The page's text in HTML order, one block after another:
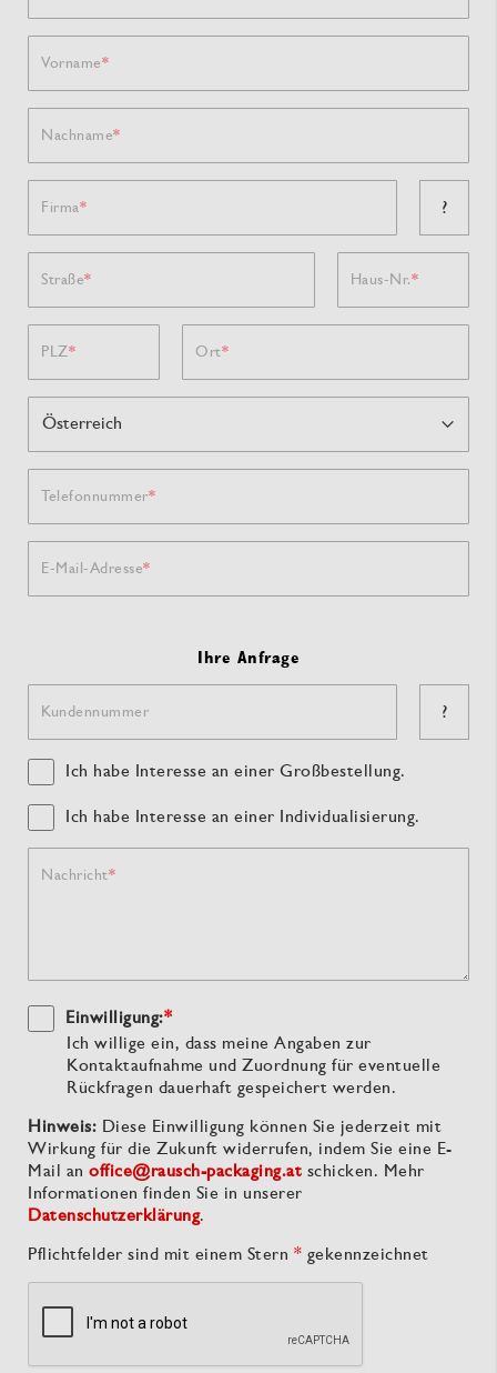
Vorname
Nachname
Firma ?
Straße Haus-Nr.
PLZ Ort
Telefonnummer
E-Mail-Adresse
Ihre Anfrage
Kundennummer ?
Ich habe Interesse an einer Großbestellung.
Ich habe Interesse an einer Individualisierung.
Nachricht
Einwilligung:*
Ich willige ein, dass meine Angaben zur
Kontaktaufnahme und Zuordnung für eventuelle
Rückfragen dauerhaft gespeichert werden.
Hinweis: Diese Einwilligung können Sie jederzeit mit
Wirkung für die Zukunft widerrufen, indem Sie eine E-
Mail an office@rausch-packaging.at schicken. Mehr
Informationen finden Sie in unserer
Datenschutzerklärung.
Pflichtfelder sind mit einem Stern * gekennzeichnet